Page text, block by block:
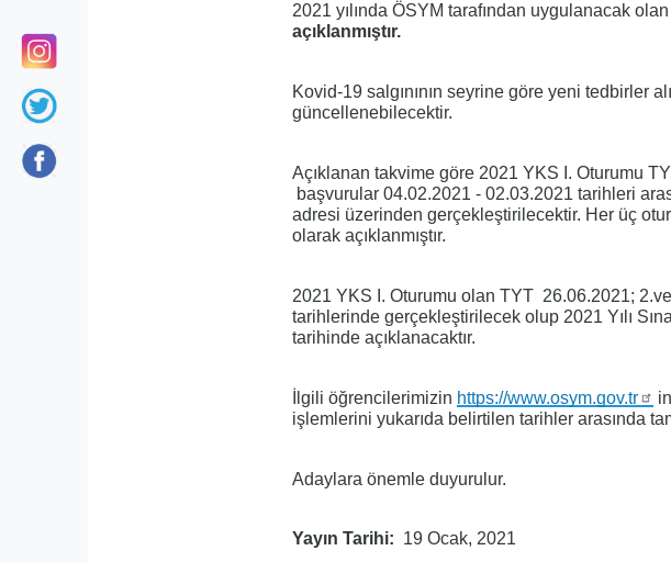
2021 yılında ÖSYM tarafından uygulanacak
açıklanmıştır.
Kovid-19 salgınının seyrine göre yeni tedbirler
güncellenebilecektir.
Açıklanan takvime göre 2021 YKS I. Oturumu
başvurular 04.02.2021 - 02.03.2021 tarihleri
adresi üzerinden gerçekleştirilecektir. Her üç
olarak açıklanmıştır.
2021 YKS I. Oturumu olan TYT 26.06.2021;
tarihlerinde gerçekleştirilecek olup 2021 Yılı
tarihinde açıklanacaktır.
İlgili öğrencilerimizin https://www.osym.gov.tr
işlemlerini yukarıda belirtilen tarihler arasında
Adaylara önemle duyurulur.
Yayın Tarihi 19 Ocak, 2021